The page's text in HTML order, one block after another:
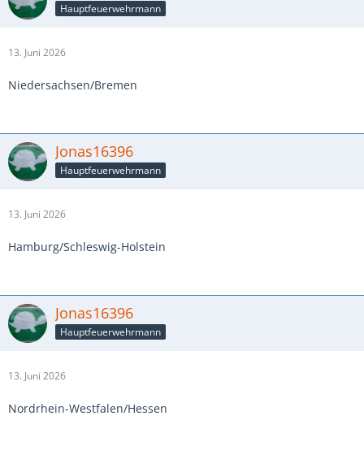
Hauptfeuerwehrmann
13. Juni 2026
Niedersachsen/Bremen
Jonas16396
Hauptfeuerwehrmann
13. Juni 2026
Hamburg/Schleswig-Holstein
Jonas16396
Hauptfeuerwehrmann
13. Juni 2026
Nordrhein-Westfalen/Hessen